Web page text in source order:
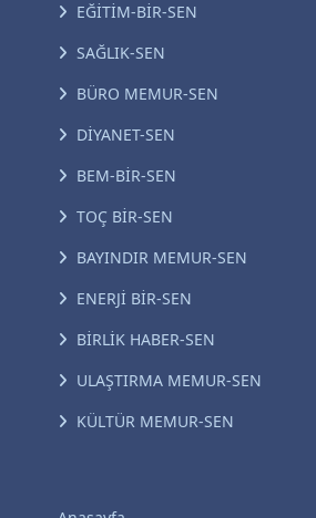
EĞİTİM-BİR-SEN
SAĞLIK-SEN
BÜRO MEMUR-SEN
DİYANET-SEN
BEM-BİR-SEN
TOÇ BİR-SEN
BAYINDIR MEMUR-SEN
ENERJİ BİR-SEN
BİRLİK HABER-SEN
ULAŞTIRMA MEMUR-SEN
KÜLTÜR MEMUR-SEN